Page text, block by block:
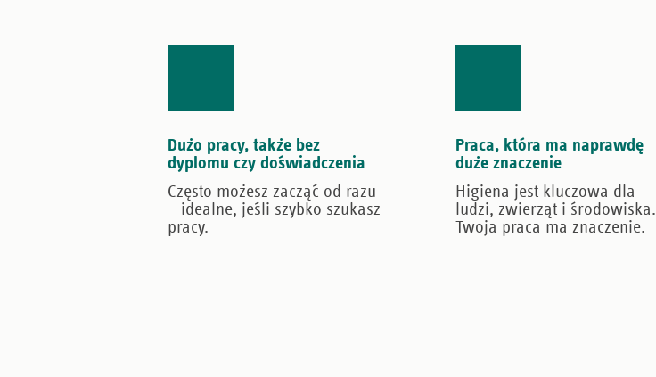
Dużo pracy, także bez
dyplomu czy doświadczenia
Często możesz zacząć od razu
– idealne, jeśli szybko szukasz
pracy.
Praca, która ma naprawdę
duże znaczenie
Higiena jest kluczowa dla
ludzi, zwierząt i środowiska.
Twoja praca ma znaczenie.